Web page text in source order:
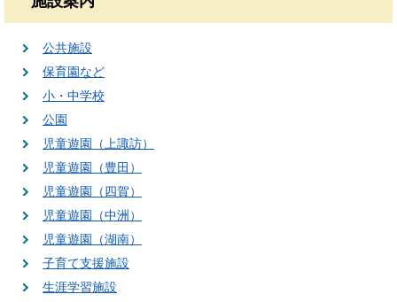
公共施設
保育園など
小・中学校
公園
児童遊園（上諏訪）
児童遊園（豊田）
児童遊園（四賀）
児童遊園（中洲）
児童遊園（湖南）
子育て支援施設
生涯学習施設